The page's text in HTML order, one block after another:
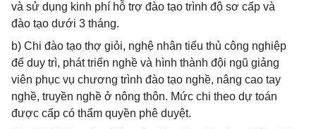
và sử dụng kinh phí hỗ trợ đào tạo trình độ sơ cấp và
đào tạo dưới 3 tháng.
b) Chi đào tạo thợ giỏi, nghệ nhân tiểu thủ công nghiệp
để duy trì, phát triển nghề và hình thành đội ngũ giảng
viên phục vụ chương trình đào tạo nghề, nâng cao tay
nghề, truyền nghề ở nông thôn. Mức chi theo dự toán
được cấp có thẩm quyền phê duyệt.